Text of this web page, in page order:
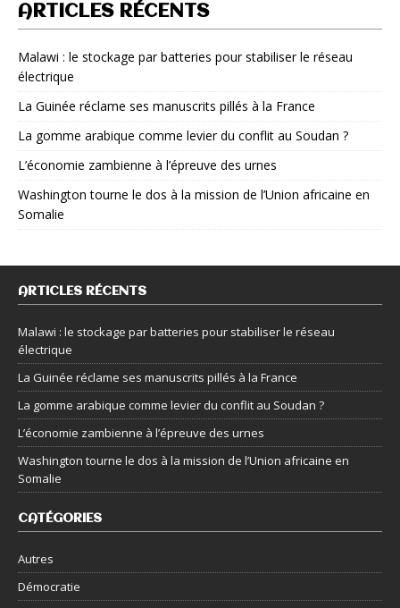
ARTICLES RÉCENTS
Malawi : le stockage par batteries pour stabiliser le réseau
électrique
La Guinée réclame ses manuscrits pillés à la France
La gomme arabique comme levier du conflit au Soudan ?
L’économie zambienne à l’épreuve des urnes
Washington tourne le dos à la mission de l’Union africaine en
Somalie
ARTICLES RÉCENTS
Malawi : le stockage par batteries pour stabiliser le réseau
électrique
La Guinée réclame ses manuscrits pillés à la France
La gomme arabique comme levier du conflit au Soudan ?
L’économie zambienne à l’épreuve des urnes
Washington tourne le dos à la mission de l’Union africaine en
Somalie
CATÉGORIES
Autres
Démocratie